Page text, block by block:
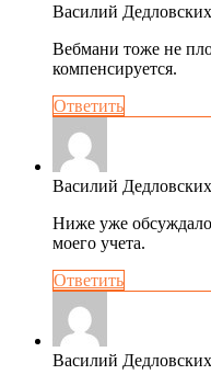
Василий Дедловских
Вебмани тоже не
компенсируется.
Ответить
Василий Дедловских
Ниже уже
моего учета.
Ответить
Василий Дедловских